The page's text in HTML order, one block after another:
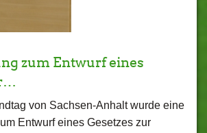
zum Entwurf eines
von Sachsen-Anhalt wurde eine
Entwurf eines Gesetzes zur